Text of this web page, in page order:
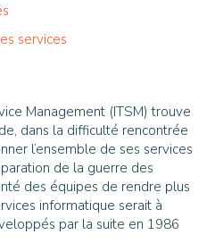
services
Management (ITSM) trouve
dans la difficulté rencontrée
l’ensemble de ses services
de la guerre des
des équipes de rendre plus
informatique serait à
par la suite en 1986